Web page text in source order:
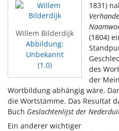
Willem Bilderdijk
Abbildung:
Unbekannt
(1.0)
1831)
(1804)
des
der
Wortbildung abhängig wäre.
die Wortstämme. Das Resultat
Buch Geslachtenlijst der
Ein anderer wichtiger